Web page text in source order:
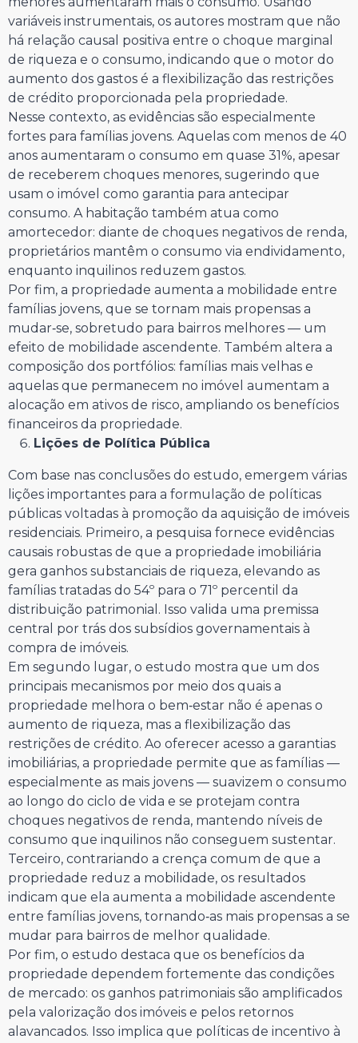
variáveis instrumentais, os autores mostram que não
há relação causal positiva entre o choque marginal
de riqueza e o consumo, indicando que o motor do
aumento dos gastos é a flexibilização das restrições
de crédito proporcionada pela propriedade.
Nesse contexto, as evidências são especialmente
fortes para famílias jovens. Aquelas com menos de 40
anos aumentaram o consumo em quase 31%, apesar
de receberem choques menores, sugerindo que
usam o imóvel como garantia para antecipar
consumo. A habitação também atua como
amortecedor: diante de choques negativos de renda,
proprietários mantêm o consumo via endividamento,
enquanto inquilinos reduzem gastos.
Por fim, a propriedade aumenta a mobilidade entre
famílias jovens, que se tornam mais propensas a
mudar‑se, sobretudo para bairros melhores — um
efeito de mobilidade ascendente. Também altera a
composição dos portfólios: famílias mais velhas e
aquelas que permanecem no imóvel aumentam a
alocação em ativos de risco, ampliando os benefícios
financeiros da propriedade.
Lições de Política Pública
Com base nas conclusões do estudo, emergem várias
lições importantes para a formulação de políticas
públicas voltadas à promoção da aquisição de imóveis
residenciais. Primeiro, a pesquisa fornece evidências
causais robustas de que a propriedade imobiliária
gera ganhos substanciais de riqueza, elevando as
famílias tratadas do 54º para o 71º percentil da
distribuição patrimonial. Isso valida uma premissa
central por trás dos subsídios governamentais à
compra de imóveis.
Em segundo lugar, o estudo mostra que um dos
principais mecanismos por meio dos quais a
propriedade melhora o bem‑estar não é apenas o
aumento de riqueza, mas a flexibilização das
restrições de crédito. Ao oferecer acesso a garantias
imobiliárias, a propriedade permite que as famílias —
especialmente as mais jovens — suavizem o consumo
ao longo do ciclo de vida e se protejam contra
choques negativos de renda, mantendo níveis de
consumo que inquilinos não conseguem sustentar.
Terceiro, contrariando a crença comum de que a
propriedade reduz a mobilidade, os resultados
indicam que ela aumenta a mobilidade ascendente
entre famílias jovens, tornando‑as mais propensas a se
mudar para bairros de melhor qualidade.
Por fim, o estudo destaca que os benefícios da
propriedade dependem fortemente das condições
de mercado: os ganhos patrimoniais são amplificados
pela valorização dos imóveis e pelos retornos
alavancados. Isso implica que políticas de incentivo à